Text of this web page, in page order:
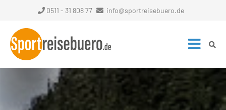
0511 - 31 808 77 info@sportreisebuero.de